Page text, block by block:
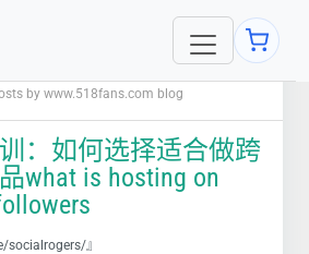
by www.518fans.com blog
：如何选择适合做跨
what is hosting on
socialrogers/』